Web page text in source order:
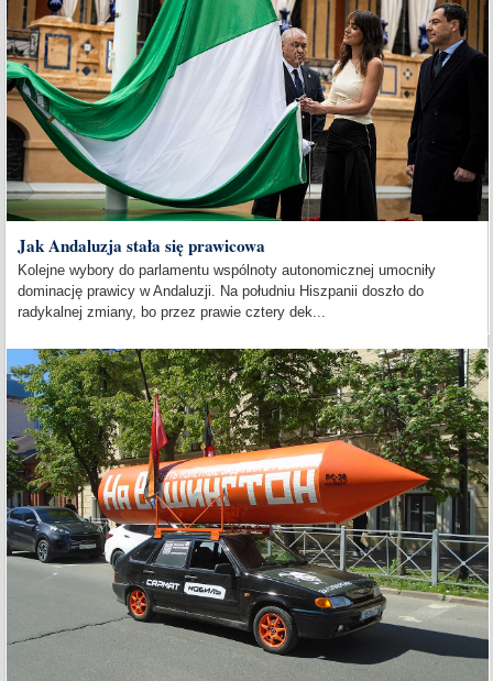
Jak Andaluzja stała się prawicowa
Kolejne wybory do parlamentu wspólnoty autonomicznej umocniły
dominację prawicy w Andaluzji. Na południu Hiszpanii doszło do
radykalnej zmiany, bo przez prawie cztery dek...